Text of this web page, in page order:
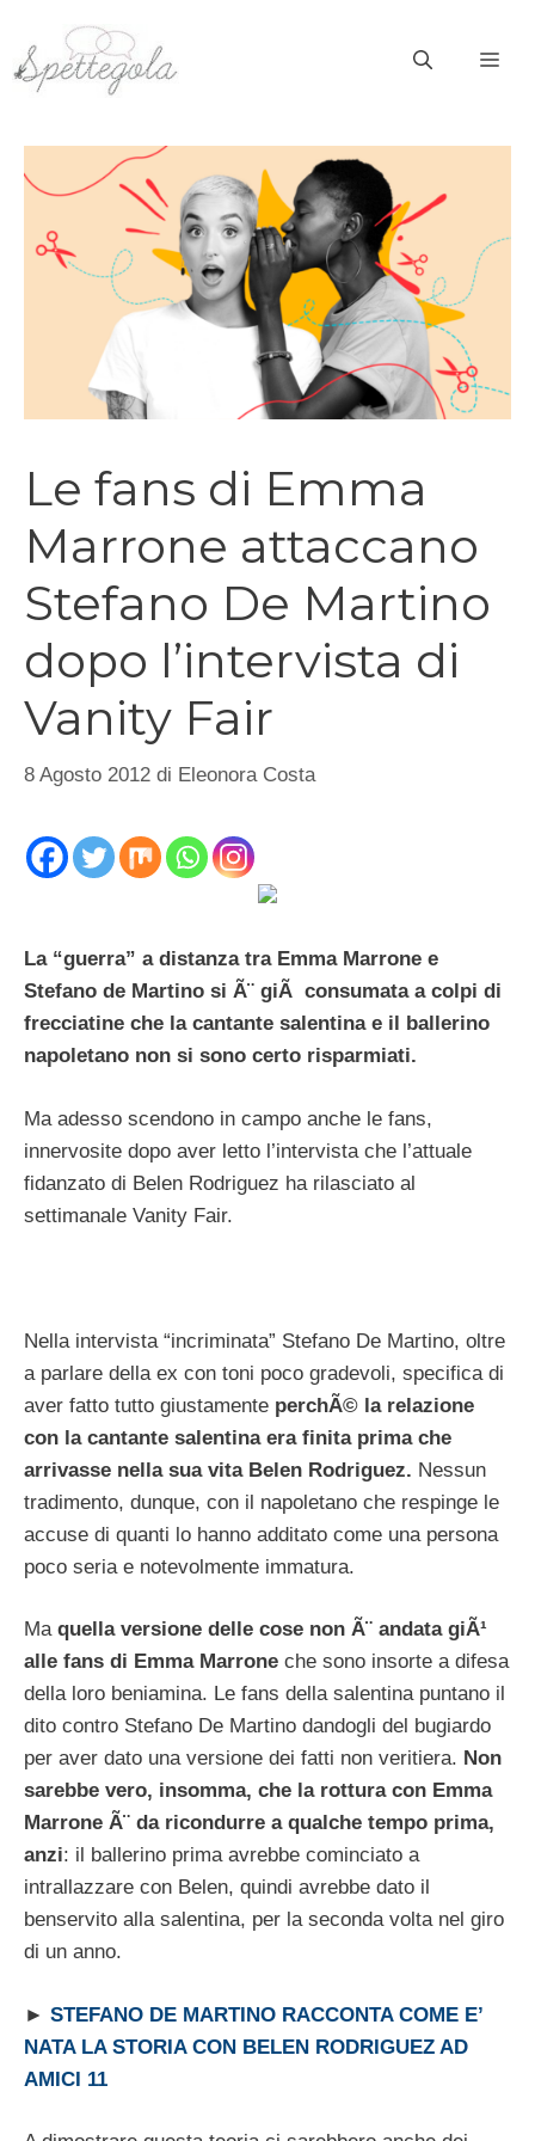
contenuto
Le fans di Emma
Marrone attaccano
Stefano De Martino
dopo l’intervista di
Vanity Fair
8 Agosto 2012 di Eleonora Costa
La “guerra” a distanza tra Emma Marrone e
Stefano de Martino si Ã¨ giÃ consumata a colpi di
frecciatine che la cantante salentina e il ballerino
napoletano non si sono certo risparmiati.
Ma adesso scendono in campo anche le fans,
innervosite dopo aver letto l’intervista che l’attuale
fidanzato di Belen Rodriguez ha rilasciato al
settimanale Vanity Fair.
Nella intervista “incriminata” Stefano De Martino, oltre
a parlare della ex con toni poco gradevoli, specifica di
aver fatto tutto giustamente perchÃ© la relazione
con la cantante salentina era finita prima che
arrivasse nella sua vita Belen Rodriguez. Nessun
tradimento, dunque, con il napoletano che respinge le
accuse di quanti lo hanno additato come una persona
poco seria e notevolmente immatura.
Ma quella versione delle cose non Ã¨ andata giÃ¹
alle fans di Emma Marrone che sono insorte a difesa
della loro beniamina. Le fans della salentina puntano il
dito contro Stefano De Martino dandogli del bugiardo
per aver dato una versione dei fatti non veritiera. Non
sarebbe vero, insomma, che la rottura con Emma
Marrone Ã¨ da ricondurre a qualche tempo prima,
anzi: il ballerino prima avrebbe cominciato a
intrallazzare con Belen, quindi avrebbe dato il
benservito alla salentina, per la seconda volta nel giro
di un anno.
► STEFANO DE MARTINO RACCONTA COME E’
NATA LA STORIA CON BELEN RODRIGUEZ AD
AMICI 11